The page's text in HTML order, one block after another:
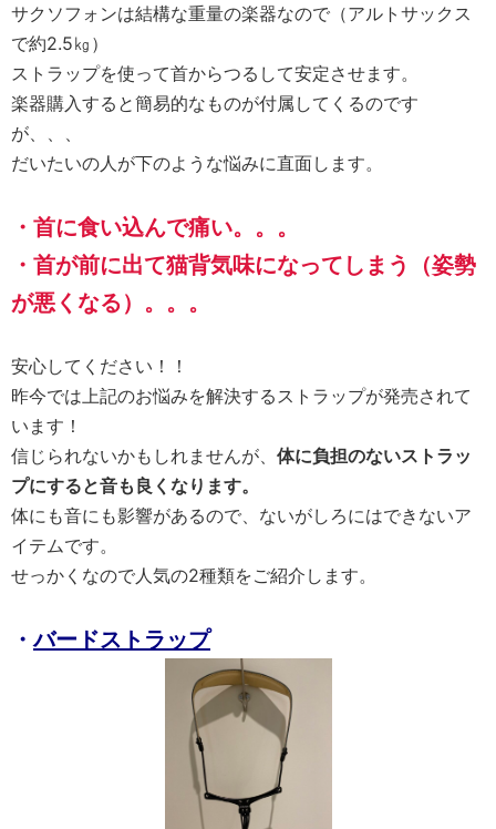
サクソフォンは結構な重量の楽器なので（アルトサックス
で約2.5㎏）
ストラップを使って首からつるして安定させます。
楽器購入すると簡易的なものが付属してくるのです
が、、、
だいたいの人が下のような悩みに直面します。
・首に食い込んで痛い。。。
・首が前に出て猫背気味になってしまう（姿勢
が悪くなる）。。。
安心してください！！
昨今では上記のお悩みを解決するストラップが発売されて
います！
信じられないかもしれませんが、 体に負担のないストラッ
プにすると音も良くなります。
体にも音にも影響があるので、ないがしろにはできないア
イテムです。
せっかくなので人気の2種類をご紹介します。
・バードストラップ